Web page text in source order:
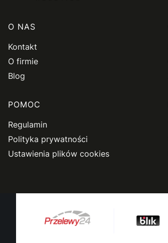
Linki w stopce
O NAS
Kontakt
O firmie
Blog
POMOC
Regulamin
Polityka prywatności
Ustawienia plików cookies